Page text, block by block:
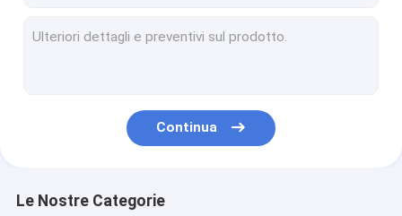
Continua
Le Nostre Categorie